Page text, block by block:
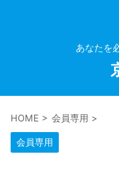
あなたを
HOME > 会員専用 >
会員専用